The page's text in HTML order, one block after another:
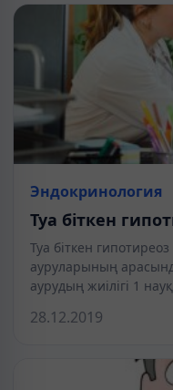
Эндокринология
Туа біткен
Туа біткен
ауруларының
аурудың жиілігі 1
28.12.2019